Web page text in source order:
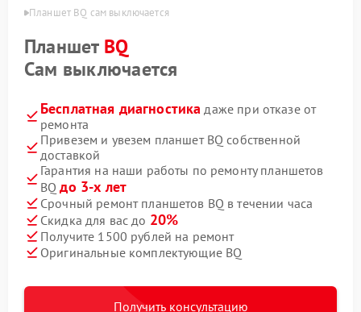
Планшет BQ сам выключается
Планшет BQ
Сам выключается
Бесплатная диагностика даже при отказе от
ремонта
Привезем и увезем планшет BQ собственной
доставкой
Гарантия на наши работы по ремонту планшетов
BQдо 3-х лет
Срочный ремонт планшетов BQ в течении часа
Скидка для вас до 20%
Получите 1500 рублей на ремонт
Оригинальные комплектующие BQ
Получить консультацию